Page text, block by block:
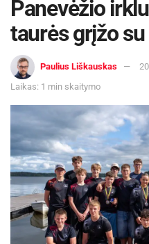
Panevėžio
taurės grįžo
Paulius Liškauskas
Laikas: 1 min skaitymo